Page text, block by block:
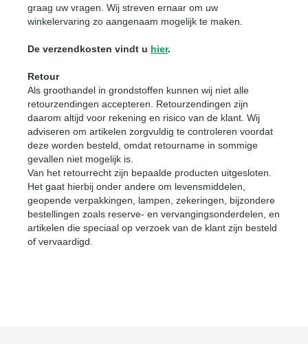
graag uw vragen. Wij streven ernaar om uw
winkelervaring zo aangenaam mogelijk te maken.
De verzendkosten vindt u hier.
Retour
Als groothandel in grondstoffen kunnen wij niet alle
retourzendingen accepteren. Retourzendingen zijn
daarom altijd voor rekening en risico van de klant. Wij
adviseren om artikelen zorgvuldig te controleren voordat
deze worden besteld, omdat retourname in sommige
gevallen niet mogelijk is.
Van het retourrecht zijn bepaalde producten uitgesloten.
Het gaat hierbij onder andere om levensmiddelen,
geopende verpakkingen, lampen, zekeringen, bijzondere
bestellingen zoals reserve- en vervangingsonderdelen, en
artikelen die speciaal op verzoek van de klant zijn besteld
of vervaardigd.